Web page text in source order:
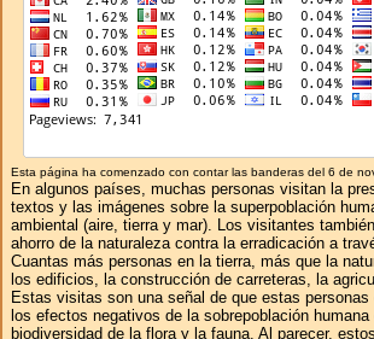
Esta página ha comenzado con contar las banderas del 6 de
En algunos países, muchas personas visitan la
textos y las imágenes sobre la superpoblación
ambiental (aire, tierra y mar). Los visitantes
ahorro de la naturaleza contra la erradicación a
Cuantas más personas en la tierra, más que la
los edificios, la construcción de carreteras, la
Estas visitas son una señal de que estas
los efectos negativos de la sobrepoblación
biodiversidad de la flora y la fauna. Al parecer,